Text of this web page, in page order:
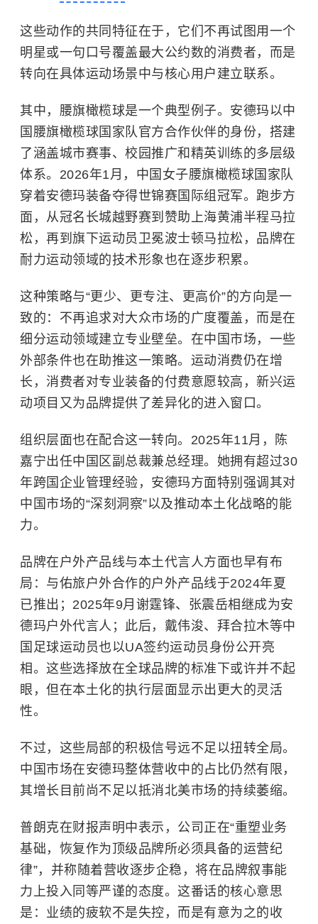
这些动作的共同特征在于，它们不再试图用一个
明星或一句口号覆盖最大公约数的消费者，而是
转向在具体运动场景中与核心用户建立联系。
其中， 腰旗橄榄球是一个典型例子。安德玛以中
国腰旗橄榄球国家队官方合作伙伴的身份，搭建
了涵盖城市赛事、校园推广和精英训练的多层级
体系。2026年1月，中国女子腰旗橄榄球国家队
穿着安德玛装备夺得世锦赛国际组冠军。跑步方
面，从冠名长城越野赛到赞助上海黄浦半程马拉
松，再到旗下运动员卫冕波士顿马拉松，品牌在
耐力运动领域的技术形象也在逐步积累。
这种策略与“更少、更专注、更高价”的方向是一
致的：不再追求对大众市场的广度覆盖，而是在
细分运动领域建立专业壁垒。在中国市场，一些
外部条件也在助推这一策略。运动消费仍在增
长，消费者对专业装备的付费意愿较高，新兴运
动项目又为品牌提供了差异化的进入窗口。
组织层面也在配合这一转向。2025年11月，陈
嘉宁出任中国区副总裁兼总经理。她拥有超过30
年跨国企业管理经验，安德玛方面特别强调其对
中国市场的“深刻洞察”以及推动本土化战略的能
力。
品牌在户外产品线与本土代言人方面也早有布
局 ： 与佑旅户外合作的户外产品线于2024年夏
已推出 ； 2025年9月 谢霆锋、 张震岳相继成为安
德玛户外代言人；此后，戴伟浚、拜合拉木等中
国足球运动员也以UA签约运动员身份公开亮
相。这些选择放在全球品牌的标准下或许并不起
眼，但在本土化的执行层面显示出更大的灵活
性。
不过，这些局部的积极信号远不足以扭转全局。
中国市场在安德玛整体营收中的占比仍然有限，
其增长 目前尚不足以抵消北美市场的持续萎缩。
普朗克在财报声明中表示，公司正在“重塑业务
基础，恢复作为顶级品牌所必须具备的运营纪
律”，并称随着营收逐步企稳，将在品牌叙事能
力上投入同等严谨的态度。这番话的核心意思
是：业绩的疲软不是失控，而是有意为之的收